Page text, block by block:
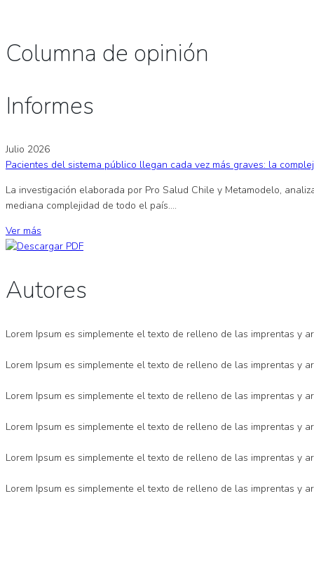
Columna de opinión
Informes
Julio 2026
Pacientes del sistema público llegan cada vez más graves: la
La investigación elaborada por Pro Salud Chile y Metamodelo,
mediana complejidad de todo el país....
Ver más
Autores
Lorem Ipsum es simplemente el texto de relleno de las imprentas y
Lorem Ipsum es simplemente el texto de relleno de las imprentas y
Lorem Ipsum es simplemente el texto de relleno de las imprentas y
Lorem Ipsum es simplemente el texto de relleno de las imprentas y
Lorem Ipsum es simplemente el texto de relleno de las imprentas y
Lorem Ipsum es simplemente el texto de relleno de las imprentas y